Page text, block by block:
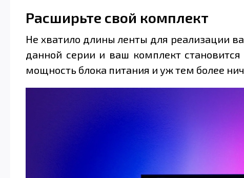
Расширьте свой комплект
Не хватило длины ленты для реализации
данной серии и ваш комплект
мощность блока питания и уж тем более